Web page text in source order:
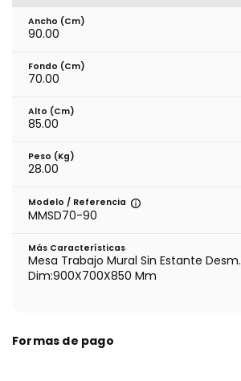
Ancho (cm)
90.00
Fondo (cm)
70.00
Alto (cm)
85.00
Peso (kg)
28.00
Modelo / Referencia
MMSD70-90
Más Características
Mesa Trabajo Mural Sin Estante Desm.
Dim:900X700X850 Mm
Formas de pago